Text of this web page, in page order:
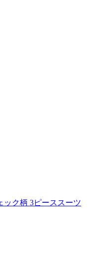
ック柄 3ピーススーツ